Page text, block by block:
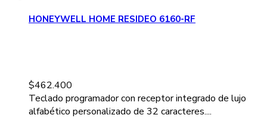
HONEYWELL HOME RESIDEO 6160-RF
$462.400
Teclado programador con receptor integrado de lujo
alfabético personalizado de 32 caracteres....